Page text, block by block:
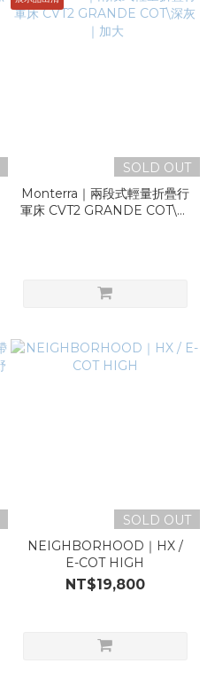
SOLD OUT
Monterra｜兩段式輕量折疊行
軍床 CVT2 GRANDE COT\深
SOLD OUT
NEIGHBORHOOD｜HX /
E-COT HIGH
NT$19,800